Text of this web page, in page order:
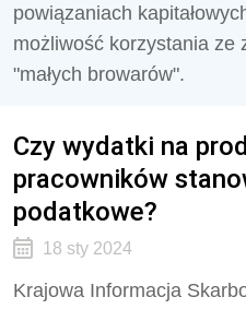
powiązaniach
możliwość korzystania ze
"małych browarów".
Czy wydatki na
pracowników
podatkowe?
18 sty 2024
Krajowa Informacja